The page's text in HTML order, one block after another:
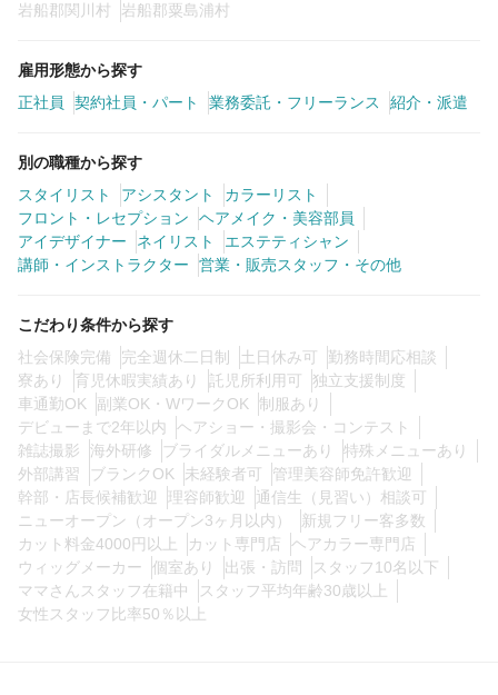
正社員
詳細条件
この条件の求人数0 件
岩船郡関川村
岩船郡粟島浦村
雇用形態から探す
正社員
契約社員・パート 業務委託・フリーランス 紹介・派遣
別の職種から探す
スタイリスト
アシスタント
カラーリスト
フロント・レセプション
ヘアメイク・美容部員
アイデザイナー
ネイリスト
エステティシャン
講師・インストラクター
営業・販売スタッフ・その他
こだわり条件から探す
社会保険完備
完全週休二日制 土日休み可
勤務時間応相談
寮あり
育児休暇実績あり 託児所利用可
独立支援制度
車通勤OK
副業OK・WワークOK
制服あり
デビューまで2年以内
ヘアショー・撮影会・コンテスト
雑誌撮影
海外研修 ブライダルメニューあり
特殊メニューあり
外部講習
ブランクOK 未経験者可
管理美容師免許歓迎
幹部・店長候補歓迎
理容師歓迎
通信生（見習い）相談可
ニューオープン（オープン3ヶ月以内）
新規フリー客多数
カット料金4000円以上
カット専門店
ヘアカラー専門店
ウィッグメーカー
個室あり 出張・訪問
スタッフ10名以下
ママさんスタッフ在籍中
スタッフ平均年齢30歳以上
女性スタッフ比率50％以上